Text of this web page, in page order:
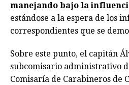
manejando bajo la
estándose a la espera de los
correspondientes que se
Sobre este punto, el capitán
subcomisario administrativo
Comisaría de Carabineros de